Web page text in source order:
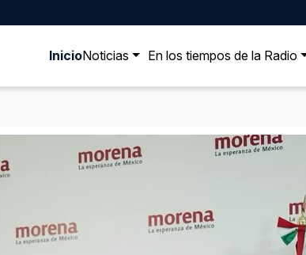
InicioNoticias En los tiempos de la Radio